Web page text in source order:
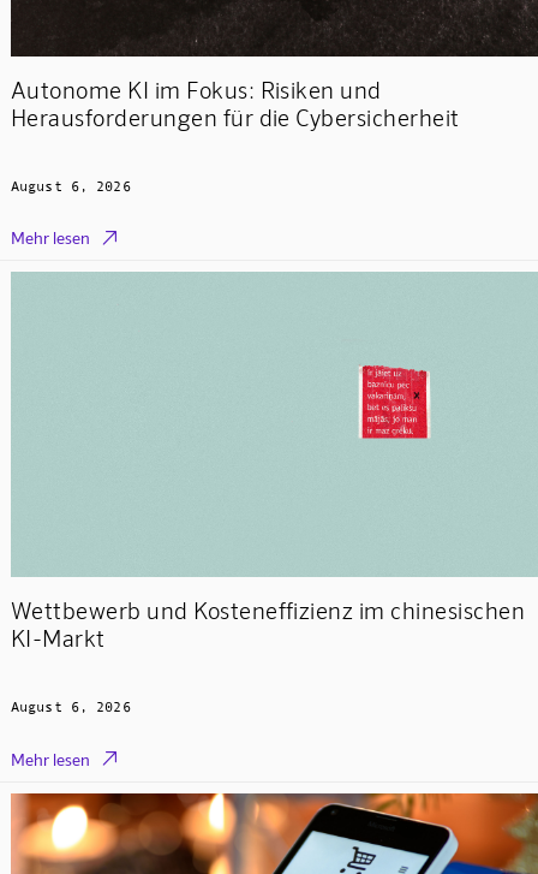
Autonome KI im Fokus: Risiken und
Herausforderungen für die Cybersicherheit
August 6, 2026
Mehr lesen 
Wettbewerb und Kosteneffizienz im chinesischen
KI-Markt
August 6, 2026
Mehr lesen 